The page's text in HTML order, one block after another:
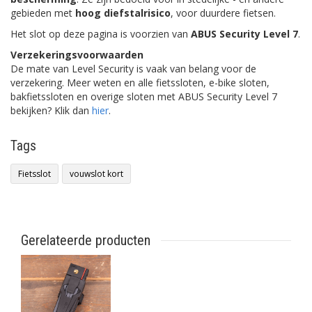
gebieden met hoog diefstalrisico, voor duurdere fietsen.
Het slot op deze pagina is voorzien van ABUS Security Level 7.
Verzekeringsvoorwaarden
De mate van Level Security is vaak van belang voor de
verzekering. Meer weten en alle fietssloten, e-bike sloten,
bakfietssloten en overige sloten met ABUS Security Level 7
bekijken? Klik dan hier.
Tags
Fietsslot vouwslot kort
Gerelateerde producten